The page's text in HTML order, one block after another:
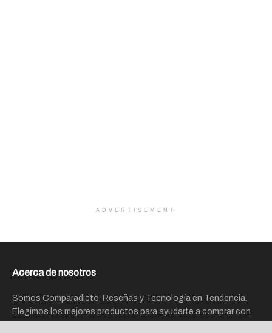
ADVERTISEMENT
Acerca de nosotros
Somos Comparadicto, Reseñas y Tecnología en Tendencia.
Elegimos los mejores productos para ayudarte a comprar con